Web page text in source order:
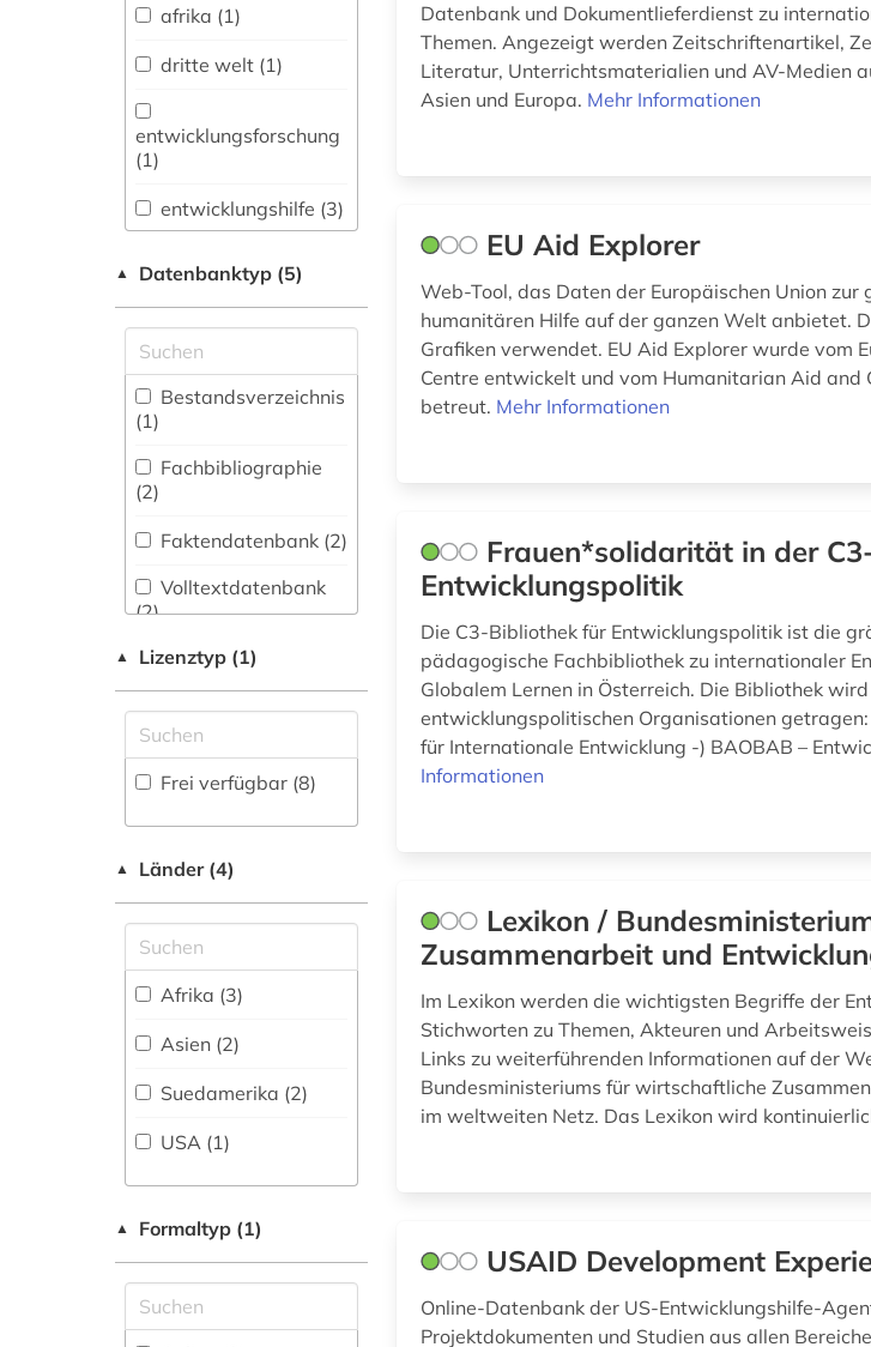
afrika (1)
dritte welt (1)
entwicklungsforschung
(1)
entwicklungshilfe (3)
(3)
entwicklungspolitik
(5)
entwicklungsprojekt
(1)
entwicklungstheorie
(1)
(3)
entwicklungsökonomie
europäische union
(1)
feminismus (1)
gesundheitsindikator
(2)
globales lernen (1)
humanitäre hilfe (1)
indigene völker (1)
lehrmittel (1)
menschenrechte (1)
online-katalog (1)
online-publikation
(1)
▲ Datenbanktyp (5)
Bestandsverzeichnis
(1)
Fachbibliographie
(2)
Faktendatenbank (2)
Volltextdatenbank
(2)
Wörterbuch,
Nachschlagwerk (1)
▲ Lizenztyp (1)
Frei verfügbar (8)
▲ Länder (4)
Afrika (3)
Asien (2)
Suedamerika (2)
USA (1)
▲ Formaltyp (1)
Datenbank und Dokumentlieferdienst zu
Themen. Angezeigt werden Zeitschriftenartikel,
Literatur, Unterrichtsmaterialien und AV-Medien
Asien und Europa. Mehr Informationen
EU Aid Explorer
Web-Tool, das Daten der Europäischen Union
humanitären Hilfe auf der ganzen Welt anbietet.
Grafiken verwendet. EU Aid Explorer wurde vom
Centre entwickelt und vom Humanitarian Aid and
betreut. Mehr Informationen
Frauen*solidarität in der
Entwicklungspolitik
Die C3-Bibliothek für Entwicklungspolitik ist die
pädagogische Fachbibliothek zu internationaler
Globalem Lernen in Österreich. Die Bibliothek
entwicklungspolitischen Organisationen
für Internationale Entwicklung -) BAOBAB –
Informationen
Lexikon /
Zusammenarbeit und
Im Lexikon werden die wichtigsten Begriffe der
Stichworten zu Themen, Akteuren und
Links zu weiterführenden Informationen auf der
Bundesministeriums für wirtschaftliche
im weltweiten Netz. Das Lexikon wird
USAID Development
Online-Datenbank der US-Entwicklungshilfe-
Projektdokumenten und Studien aus allen